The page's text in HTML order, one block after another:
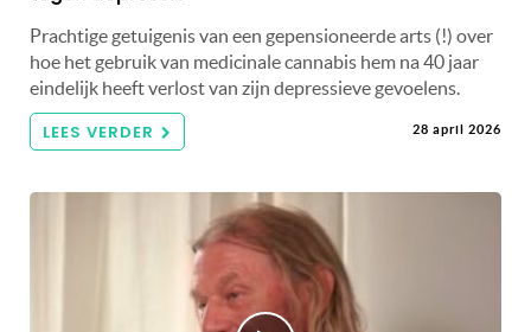
Prachtige getuigenis van een gepensioneerde arts (!) over
hoe het gebruik van medicinale cannabis hem na 40 jaar
eindelijk heeft verlost van zijn depressieve gevoelens.
LEES VERDER 28 april 2026